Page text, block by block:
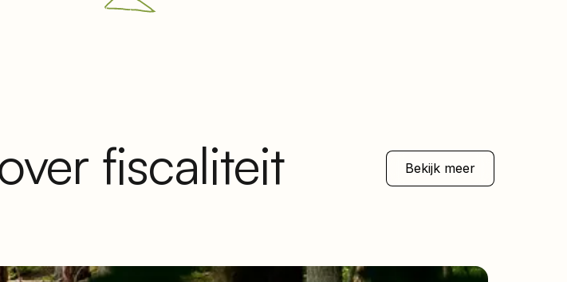
fiscaliteit Bekijk meer